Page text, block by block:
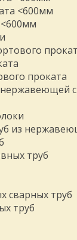
<600мм
проката
из
труб
сварных труб
труб